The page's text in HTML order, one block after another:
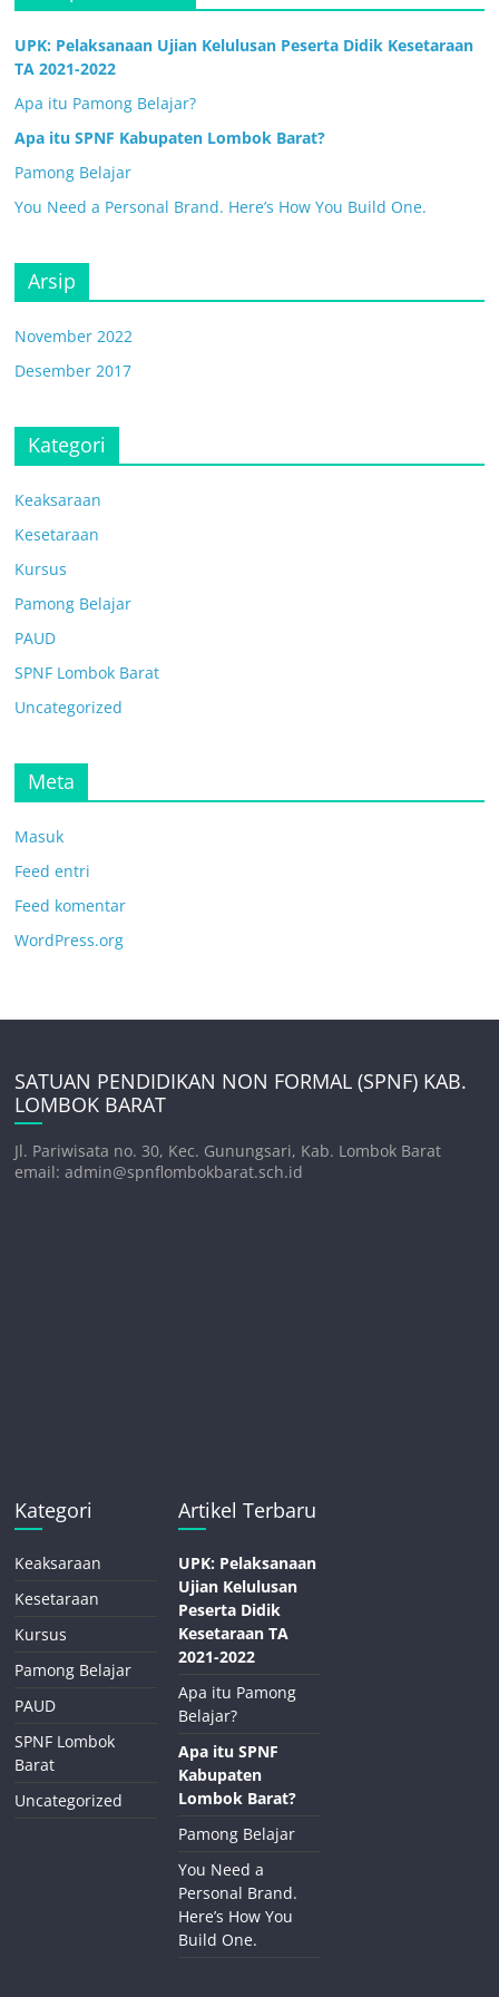
UPK: Pelaksanaan Ujian Kelulusan Peserta Didik Kesetaraan
TA 2021-2022
Apa itu Pamong Belajar?
Apa itu SPNF Kabupaten Lombok Barat?
Pamong Belajar
You Need a Personal Brand. Here’s How You Build One.
Arsip
November 2022
Desember 2017
Kategori
Keaksaraan
Kesetaraan
Kursus
Pamong Belajar
PAUD
SPNF Lombok Barat
Uncategorized
Meta
Masuk
Feed entri
Feed komentar
WordPress.org
SATUAN PENDIDIKAN NON FORMAL (SPNF) KAB.
LOMBOK BARAT
Jl. Pariwisata no. 30, Kec. Gunungsari, Kab. Lombok Barat
email: admin@spnflombokbarat.sch.id
Kategori
Keaksaraan
Kesetaraan
Kursus
Pamong Belajar
PAUD
SPNF Lombok
Barat
Uncategorized
Artikel Terbaru
UPK: Pelaksanaan
Ujian Kelulusan
Peserta Didik
Kesetaraan TA
2021-2022
Apa itu Pamong
Belajar?
Apa itu SPNF
Kabupaten
Lombok Barat?
Pamong Belajar
You Need a
Personal Brand.
Here’s How You
Build One.